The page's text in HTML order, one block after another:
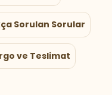
Sorulan Sorular
ve Teslimat